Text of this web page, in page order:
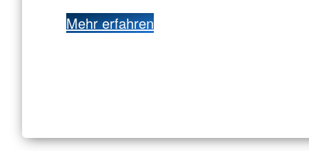
Mehr erfahren